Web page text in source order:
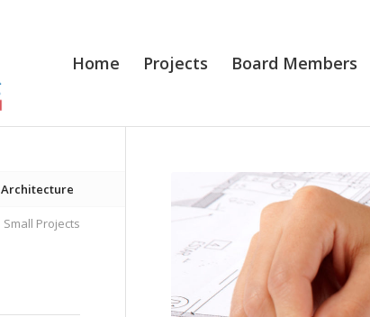
Home Projects Board Members
Architecture
Small Projects